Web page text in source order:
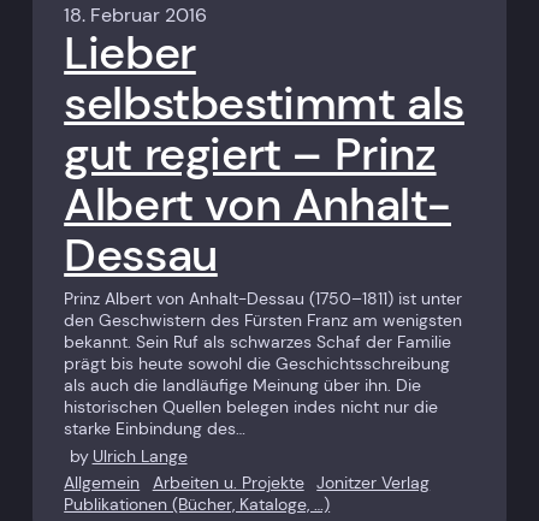
18. Februar 2016
Lieber
selbstbestimmt als
gut regiert – Prinz
Albert von Anhalt-
Dessau
Prinz Albert von Anhalt-Dessau (1750–1811) ist unter
den Geschwistern des Fürsten Franz am wenigsten
bekannt. Sein Ruf als schwarzes Schaf der Familie
prägt bis heute sowohl die Geschichtsschreibung
als auch die landläufige Meinung über ihn. Die
historischen Quellen belegen indes nicht nur die
starke Einbindung des…
by Ulrich Lange
Allgemein
Arbeiten u. Projekte Jonitzer Verlag
Publikationen (Bücher, Kataloge, …)